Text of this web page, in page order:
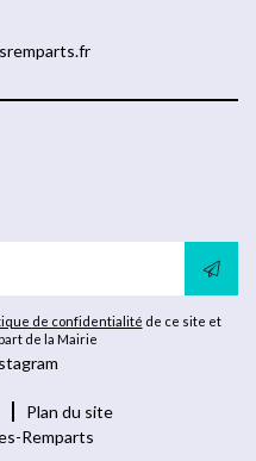
de confidentialité de ce site et
de la Mairie
Plan du site
Remparts